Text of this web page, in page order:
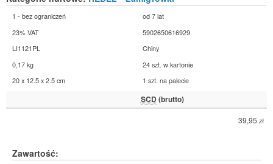
1 - bez ograniczeń
od 7 lat
23% VAT
5902650616929
LI1121PL
Chiny
0,17 kg
24 szt. w kartonie
20 x 12.5 x 2.5 cm
1 szt. na palecie
SCD (brutto)
39,95 zł
Zawartość: